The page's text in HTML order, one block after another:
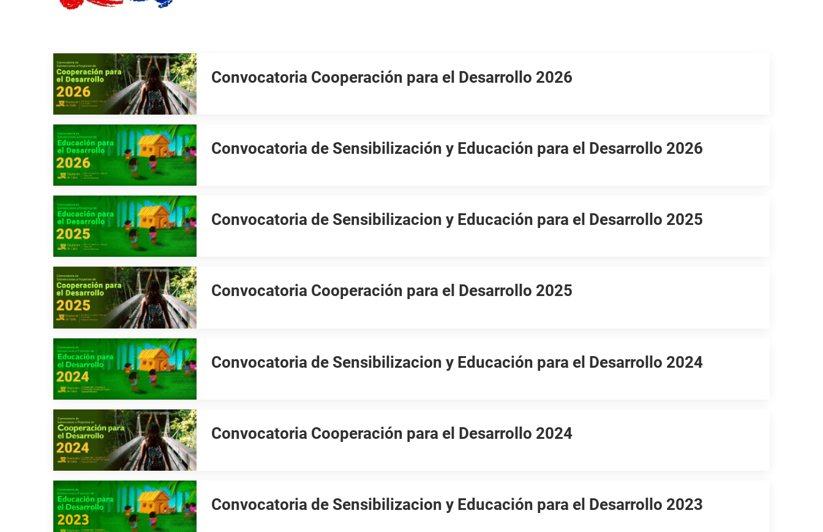
Convocatoria Cooperación para el Desarrollo 2026
Convocatoria de Sensibilización y Educación para el Desarrollo 2026
Convocatoria de Sensibilizacion y Educación para el Desarrollo 2025
Convocatoria Cooperación para el Desarrollo 2025
Convocatoria de Sensibilizacion y Educación para el Desarrollo 2024
Convocatoria Cooperación para el Desarrollo 2024
Convocatoria de Sensibilizacion y Educación para el Desarrollo 2023